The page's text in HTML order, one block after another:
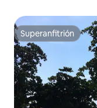
Superanfitrión
Superanfitrión